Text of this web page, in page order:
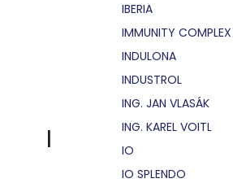
I
IBERIA
IMMUNITY COMPLEX
INDULONA
INDUSTROL
ING. JAN VLASÁK
ING. KAREL VOITL
IO
IO SPLENDO